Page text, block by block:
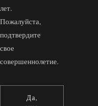
лет.
Пожалуйста,
подтвердите
свое
совершеннолетие.
Да,